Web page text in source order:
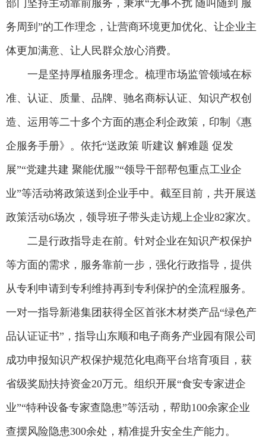
部门坚持主动靠前服务，秉承“无事不扰 随叫随到 服
务周到”的工作理念，让营商环境更加优化、让企业主
体更加满意、让人民群众放心消费。
一是坚持厚植服务理念。梳理市场监管领域在标
准、认证、质量、品牌、驰名商标认证、知识产权创
造、运用等二十多个方面的惠企利企政策，印制《惠
企服务手册》。依托“送政策 听建议 解难题 促发
展”“党建共建 聚能优服”“领导干部帮包重点工业企
业”等活动将政策送到企业手中。截至目前，共开展送
政策活动6场次，领导班子带头走访规上企业82家次。
二是行政指导走在前。针对企业在知识产权保护
等方面的需求，服务靠前一步，强化行政指导，提供
从专利申请到专利维持再到专利保护的全流程服务。
一对一指导新港集团获得全区首张木材类产品“绿色产
品认证证书”，指导山东顺和电子商务产业园有限公司
成功申报知识产权保护规范化电商平台培育项目，获
省级奖励扶持资金20万元。组织开展“食安专家进企
业”“特种设备专家查隐患”等活动，帮助100余家企业
查摆风险隐患300余处，精准提升安全生产能力。